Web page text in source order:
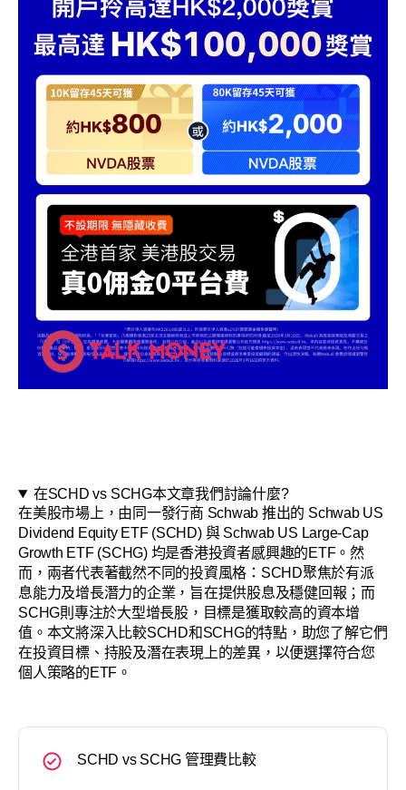
在SCHD vs SCHG本文章我們討論什麼?
在美股市場上，由同一發行商 Schwab 推出的 Schwab US
Dividend Equity ETF (SCHD) 與 Schwab US Large-Cap
Growth ETF (SCHG) 均是香港投資者感興趣的ETF。然
而，兩者代表著截然不同的投資風格：SCHD聚焦於有派
息能力及增長潛力的企業，旨在提供股息及穩健回報；而
SCHG則專注於大型增長股，目標是獲取較高的資本增
值。本文將深入比較SCHD和SCHG的特點，助您了解它們
在投資目標、持股及潛在表現上的差異，以便選擇符合您
個人策略的ETF。
SCHD vs SCHG 管理費比較